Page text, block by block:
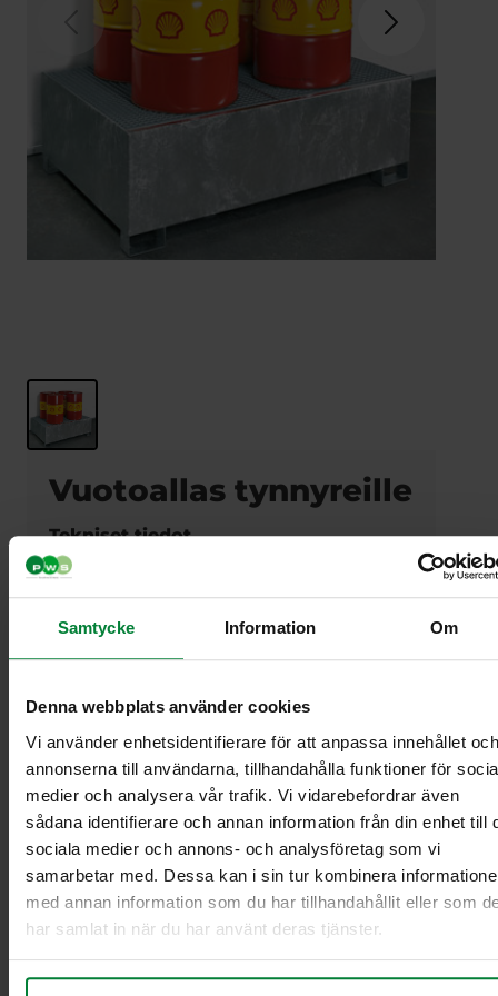
Samtycke Information Om
Denna webbplats använder cookies
Vi använder enhetsidentifierare för att anpassa innehållet och
annonserna till användarna, tillhandahålla funktioner för
medier och analysera vår trafik. Vi vidarebefordrar även
sådana identifierare och annan information från din enhet till
sociala medier och annons- och analysföretag som vi
samarbetar med. Dessa kan i sin tur kombinera
med annan information som du har tillhandahållit eller som
har samlat in när du har använt deras tjänster.
Vuotoallas tynnyreille
Tekniset tiedot
Alla olevassa taulukossa on esimerkkejä PWS:n
vuotoaltaista tynnyreille. Saatavilla on useita
kokoja. Annetut mitat ovat ulkomittoja.
Mitat Yksikkö P1 P2 P3
Leveys
mm 990 1390 1790 2690 1390 2190 2690
Syvyys
mm 1000 1000 1000 1000 1300 1300 1300
Korkeus
mm 360 320 271 271 271 271
271
Tilavuus
litraa 220 254 241 362 243 384
472
Kapasiteetti kappale 1 2 3 4 4 6
Materiaali
Galvanoitu teräs (vakio), 3 mm
Varustus